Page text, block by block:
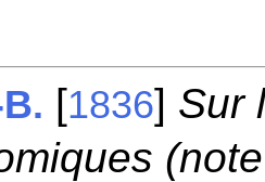
[1836] Sur